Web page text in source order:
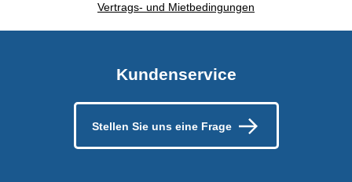
Vertrags- und Mietbedingungen
Kundenservice
Stellen Sie uns eine Frage